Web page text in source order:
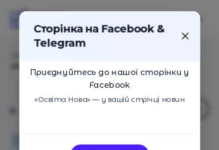
Сторінка на Facebook &
Telegram
Приєднуйтесь до нашої сторінки у
Facebook
«Освіта Нова» — у вашій стрічці новин